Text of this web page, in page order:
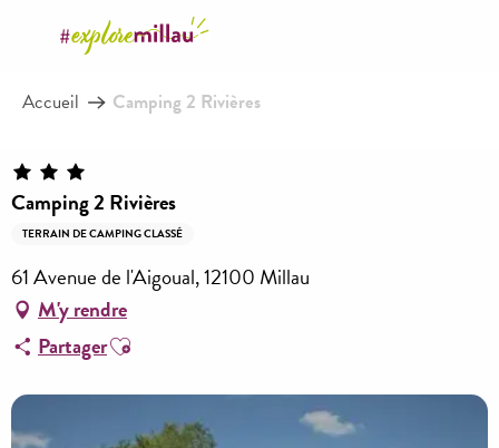
principal
Accueil Camping 2 Rivières
Camping 2 Rivières
TERRAIN DE CAMPING CLASSÉ
61 Avenue de l'Aigoual, 12100 Millau
M'y rendre
PartagerAjouter aux favoris